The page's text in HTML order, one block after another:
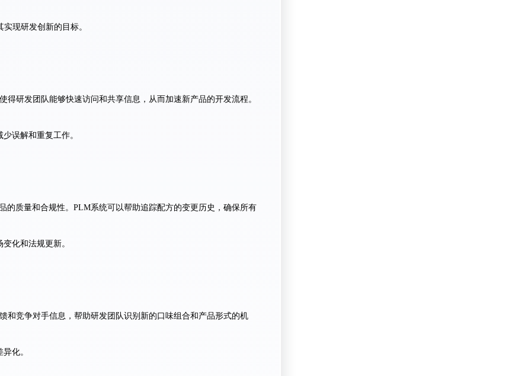
现研发创新的目标。
研发团队能够快速访问和共享信息，从而加速新产品的开发流程。
误解和重复工作。
的质量和合规性。PLM系统可以帮助追踪配方的变更历史，确保所有
化和法规更新。
和竞争对手信息，帮助研发团队识别新的口味组合和产品形式的机
化。